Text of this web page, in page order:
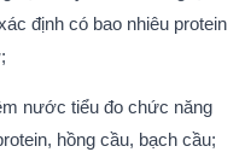
định có bao nhiêu protein
nước tiểu đo chức năng
hồng cầu, bạch cầu;